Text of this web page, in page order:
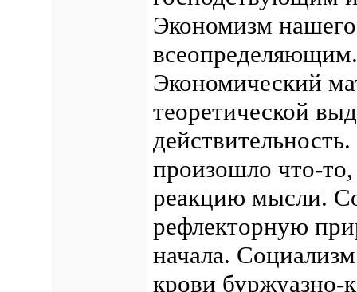
Экономизм
Экономический
теоретической
произошло что-
реакцию мысли.
рефлекторную
начала.
крови буржуазно-